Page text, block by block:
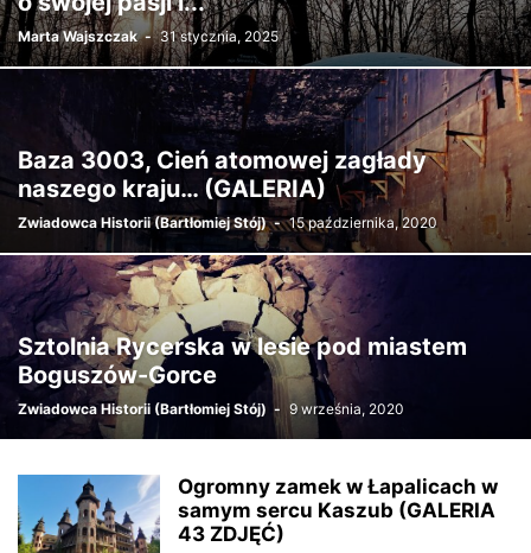
Marta Wajszczak - 31 stycznia, 2025
Baza 3003, Cień atomowej zagłady
naszego kraju… (GALERIA)
Zwiadowca Historii (Bartłomiej Stój) - 15 października, 2020
Sztolnia Rycerska w lesie pod miastem
Boguszów-Gorce
Zwiadowca Historii (Bartłomiej Stój) - 9 września, 2020
Ogromny zamek w Łapalicach w
samym sercu Kaszub (GALERIA
43 ZDJĘĆ)